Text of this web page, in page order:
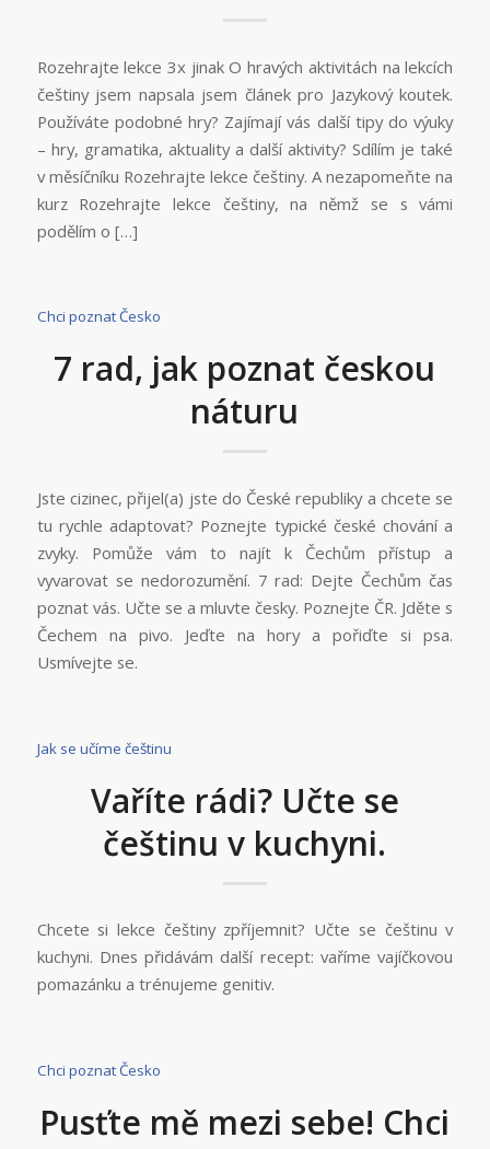
Rozehrajte lekce 3x jinak O hravých aktivitách na lekcích
češtiny jsem napsala jsem článek pro Jazykový koutek.
Používáte podobné hry? Zajímají vás další tipy do výuky
– hry, gramatika, aktuality a další aktivity? Sdílím je také
v měsíčníku Rozehrajte lekce češtiny. A nezapomeňte na
kurz Rozehrajte lekce češtiny, na němž se s vámi
podělím o […]
Chci poznat Česko
7 rad, jak poznat českou
náturu
Jste cizinec, přijel(a) jste do České republiky a chcete se
tu rychle adaptovat? Poznejte typické české chování a
zvyky. Pomůže vám to najít k Čechům přístup a
vyvarovat se nedorozumění. 7 rad: Dejte Čechům čas
poznat vás. Učte se a mluvte česky. Poznejte ČR. Jděte s
Čechem na pivo. Jeďte na hory a pořiďte si psa.
Usmívejte se.
Jak se učíme češtinu
Vaříte rádi? Učte se
češtinu v kuchyni.
Chcete si lekce češtiny zpříjemnit? Učte se češtinu v
kuchyni. Dnes přidávám další recept: vaříme vajíčkovou
pomazánku a trénujeme genitiv.
Chci poznat Česko
Pusťte mě mezi sebe! Chci